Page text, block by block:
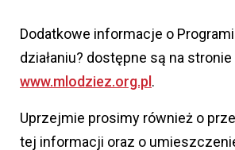
Dodatkowe informacje o
działaniu? dostępne są na
www.mlodziez.org.pl .
Uprzejmie prosimy również o
tej informacji oraz o